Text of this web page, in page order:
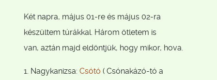
Két napra, május 01-re és május 02-ra
készültem túrákkal. Három ötletem is
van, aztán majd eldöntjük, hogy mikor, hova.
1. Nagykanizsa: Csótó ( Csónakázó-tó a